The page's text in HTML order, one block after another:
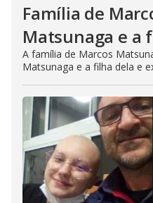
Família de
Matsunaga e a
A família de Marcos
Matsunaga e a filha dela e